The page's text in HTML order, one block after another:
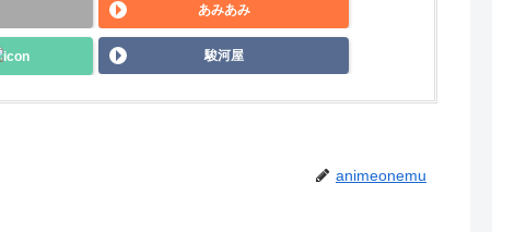
あみあみ
駿河屋
animeonemu